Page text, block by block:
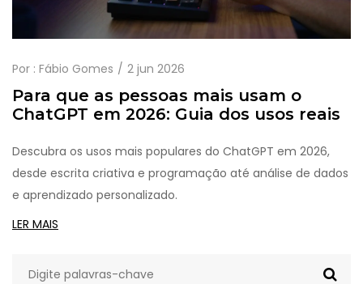
Por : Fábio Gomes 2 jun 2026
Para que as pessoas mais usam o
ChatGPT em 2026: Guia dos usos reais
Descubra os usos mais populares do ChatGPT em 2026,
desde escrita criativa e programação até análise de dados
e aprendizado personalizado.
LER MAIS